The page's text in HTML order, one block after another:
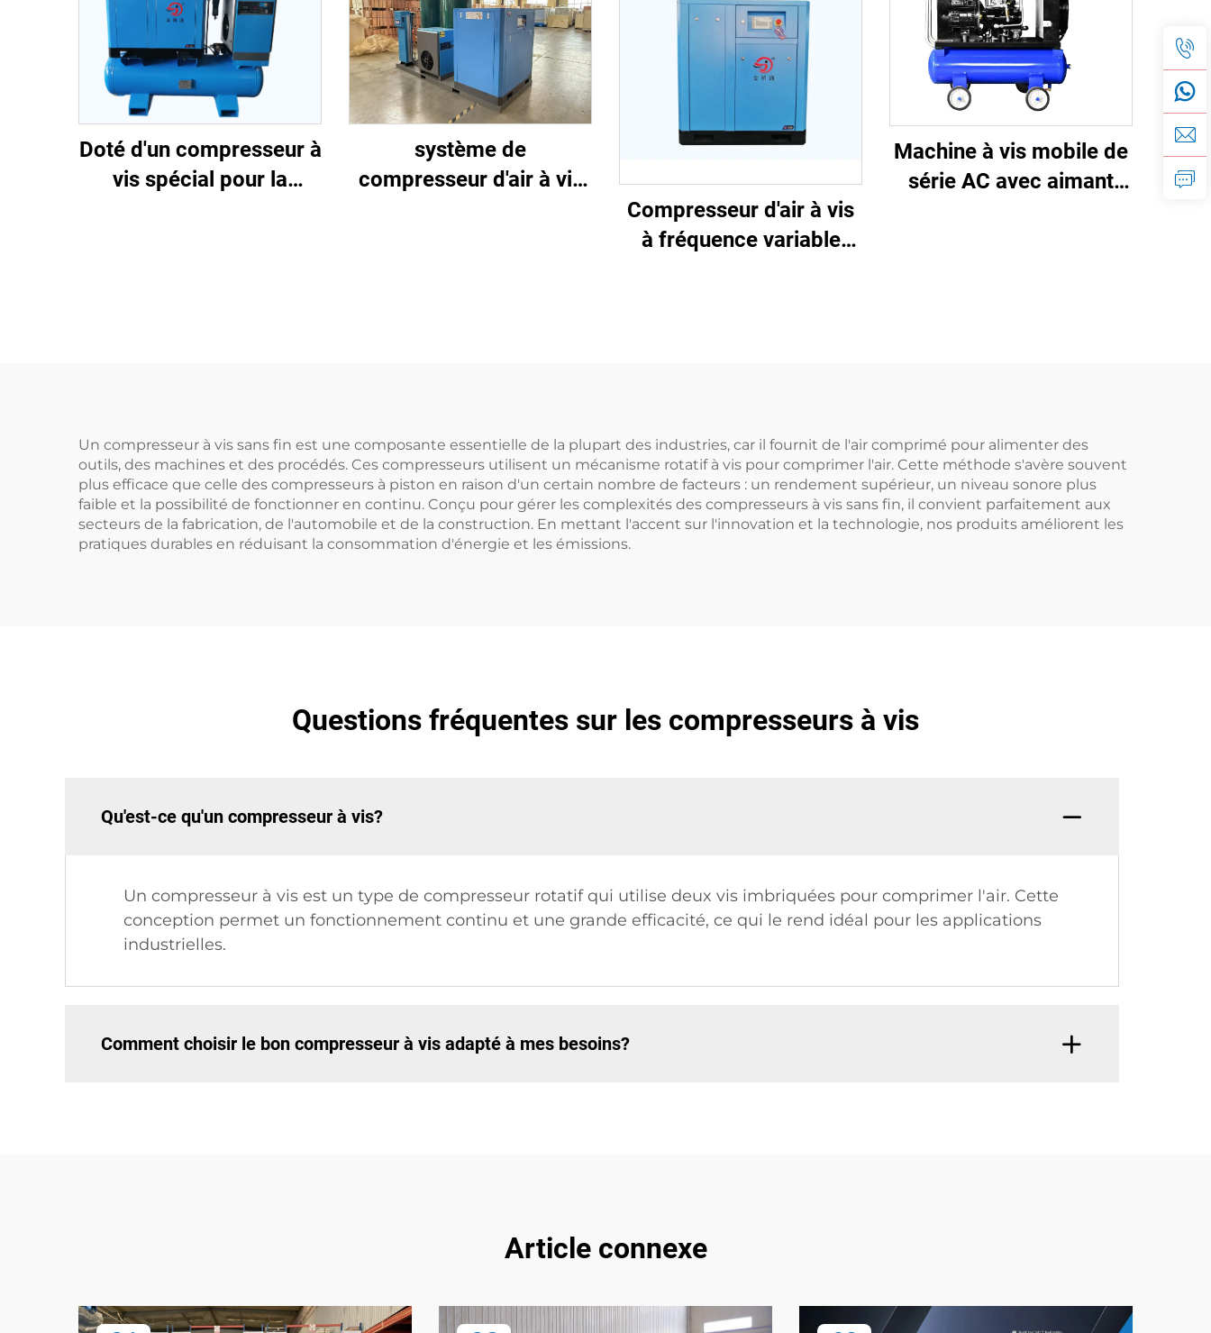
Doté d'un compresseur à
vis spécial pour la
système de
compresseur d'air à vis
Compresseur d'air à vis
à fréquence variable
Machine à vis mobile de
série AC avec aimant
Un compresseur à vis sans fin est une composante essentielle de la plupart des industries, car il fournit de l'air comprimé pour alimenter des
outils, des machines et des procédés. Ces compresseurs utilisent un mécanisme rotatif à vis pour comprimer l'air. Cette méthode s'avère souvent
plus efficace que celle des compresseurs à piston en raison d'un certain nombre de facteurs : un rendement supérieur, un niveau sonore plus
faible et la possibilité de fonctionner en continu. Conçu pour gérer les complexités des compresseurs à vis sans fin, il convient parfaitement aux
secteurs de la fabrication, de l'automobile et de la construction. En mettant l'accent sur l'innovation et la technologie, nos produits améliorent les
pratiques durables en réduisant la consommation d'énergie et les émissions.
Questions fréquentes sur les compresseurs à vis
Qu'est-ce qu'un compresseur à vis?
Un compresseur à vis est un type de compresseur rotatif qui utilise deux vis imbriquées pour comprimer l'air. Cette
conception permet un fonctionnement continu et une grande efficacité, ce qui le rend idéal pour les applications
industrielles.
Comment choisir le bon compresseur à vis adapté à mes besoins?
Article connexe